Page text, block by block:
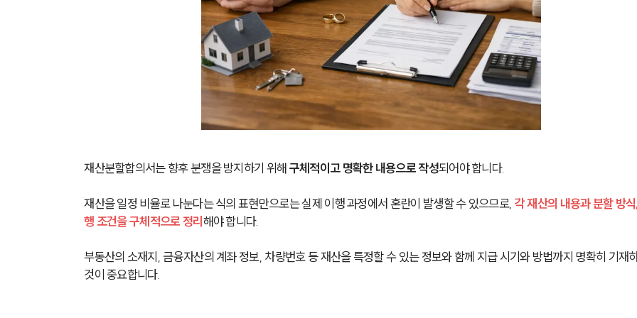
재산분할합의서는 향후 분쟁을 방지하기 위해 구체적이고 명확한 내용으로 작성되어야 합니다.
재산을 일정 비율로 나눈다는 식의 표현만으로는 실제 이행 과정에서 혼란이 발생할 수 있으므로, 각 재산의 내용과 분할 방
행 조건을 구체적으로 정리 해야 합니다.
부동산의 소재지, 금융자산의 계좌 정보, 차량번호 등 재산을 특정할 수 있는 정보와 함께 지급 시기와 방법까지 명확히 기재
것이 중요합니다.